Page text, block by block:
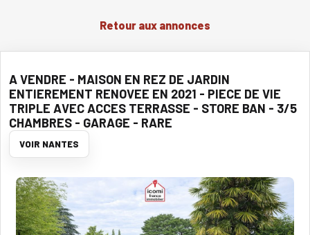
Retour aux annonces
A VENDRE - MAISON EN REZ DE JARDIN
ENTIEREMENT RENOVEE EN 2021 - PIECE DE VIE
TRIPLE AVEC ACCES TERRASSE - STORE BAN - 3/5
CHAMBRES - GARAGE - RARE
VOIR NANTES